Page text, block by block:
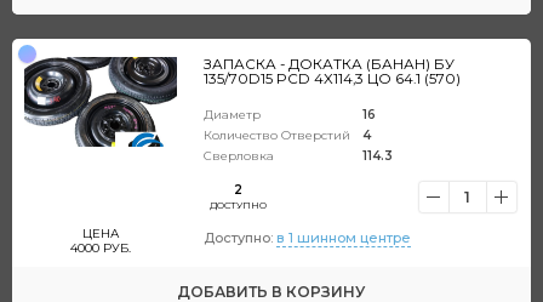
ЦЕНА
4000РУБ.
ЗАПАСКА - ДОКАТКА (БАНАН) БУ
135/70D15 PCD 4X114,3 ЦО 64.1 (570)
Диаметр
Количество Отверстий
Сверловка
16
4
114.3
2
ДОСТУПНО 1
Доступно: в 1 шинном центре
ДОБАВИТЬ В КОРЗИНУ